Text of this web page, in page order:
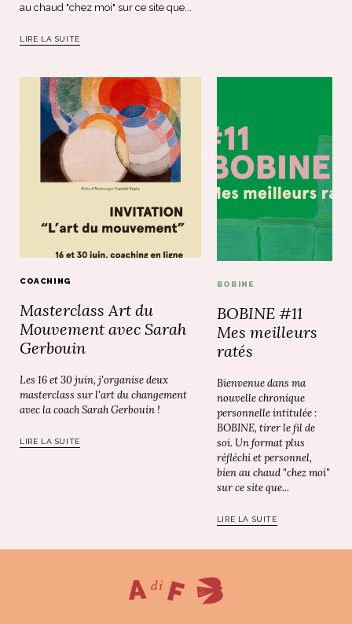
au chaud "chez moi" sur ce site que...
LIRE LA SUITE
COACHING
Masterclass Art du
Mouvement avec Sarah
Gerbouin
Les 16 et 30 juin, j'organise deux
masterclass sur l'art du changement
avec la coach Sarah Gerbouin !
LIRE LA SUITE
BOBINE
BOBINE #11
Mes meilleurs
ratés
Bienvenue dans ma
nouvelle chronique
personnelle intitulée :
BOBINE, tirer le fil de
soi. Un format plus
réfléchi et personnel,
bien au chaud "chez moi"
sur ce site que...
LIRE LA SUITE